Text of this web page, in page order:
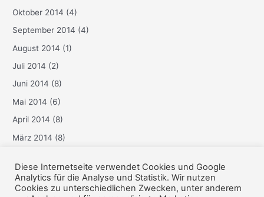
Oktober 2014 (4)
September 2014 (4)
August 2014 (1)
Juli 2014 (2)
Juni 2014 (8)
Mai 2014 (6)
April 2014 (8)
März 2014 (8)
Januar 2014(3)
Dezember 2013(6)
Diese Internetseite verwendet Cookies und Google
Analytics für die Analyse und Statistik. Wir nutzen
Cookies zu unterschiedlichen Zwecken, unter anderem